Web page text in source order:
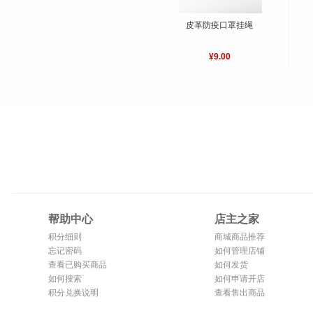
皮革防疫口罩挂绳
¥9.00
帮助中心
积分细则
忘记密码
查看已购买商品
如何搜索
积分兑换说明
店主之家
商城商品推荐
如何管理店铺
如何发货
如何申请开店
查看售出商品